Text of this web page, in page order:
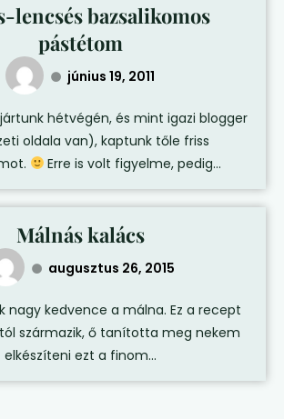
lencsés bazsalikomos
pástétom
június 19, 2011
hétvégén, és mint igazi blogger
oldala van), kaptunk tőle friss
Erre is volt figyelme, pedig...
Málnás kalács
augusztus 26, 2015
nagy kedvence a málna. Ez a recept
származik, ő tanította meg nekem
elkészíteni ezt a finom...